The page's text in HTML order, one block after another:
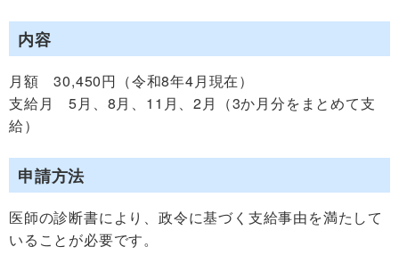
内容
月額 30,450円（令和8年4月現在）
支給月 5月、8月、11月、2月（3か月分をまとめて支
給）
申請方法
医師の診断書により、政令に基づく支給事由を満たして
いることが必要です。